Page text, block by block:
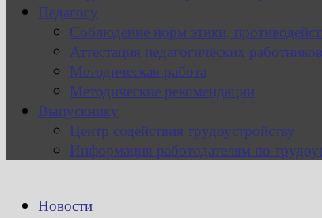
Педагогу
Соблюдение норм этики,
Аттестация педагогических работников
Методическая работа
Методические рекомендации
Выпускнику
Центр содействия трудоустройству
Информация работодателям по
Новости